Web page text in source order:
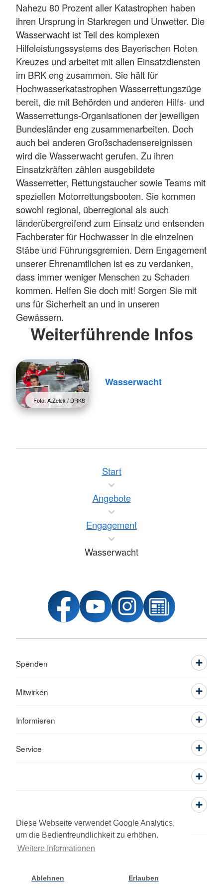
Diese Webseite verwendet Google Analytics,
um die Bedienfreundlichkeit zu erhöhen.
Weitere Informationen
Ablehnen Erlauben
Nahezu 80 Prozent aller Katastrophen haben
ihren Ursprung in Starkregen und Unwetter. Die
Wasserwacht ist Teil des komplexen
Hilfeleistungssystems des Bayerischen Roten
Kreuzes und arbeitet mit allen Einsatzdiensten
im BRK eng zusammen. Sie hält für
Hochwasserkatastrophen Wasserrettungszüge
bereit, die mit Behörden und anderen Hilfs- und
Wasserrettungs-Organisationen der jeweiligen
Bundesländer eng zusammenarbeiten. Doch
auch bei anderen Großschadensereignissen
wird die Wasserwacht gerufen. Zu ihren
Einsatzkräften zählen ausgebildete
Wasserretter, Rettungstaucher sowie Teams mit
speziellen Motorrettungsbooten. Sie kommen
sowohl regional, überregional als auch
länderübergreifend zum Einsatz und entsenden
Fachberater für Hochwasser in die einzelnen
Stäbe und Führungsgremien. Dem Engagement
unserer Ehrenamtlichen ist es zu verdanken,
dass immer weniger Menschen zu Schaden
kommen. Helfen Sie doch mit! Sorgen Sie mit
uns für Sicherheit an und in unseren
Gewässern.
Weiterführende Infos
Foto: A.Zelck / DRKS
Wasserwacht
Start
Angebote
Engagement
Wasserwacht
Spenden
Mitwirken
Informieren
Service
Adressen Kontakt Sitemap
© 2026 BRK Kreisverband Neumarkt i. d. OPf.